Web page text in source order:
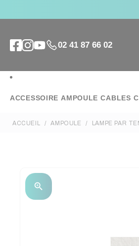
02 41 87 66 02
ACCESSOIRE AMPOULE CABLES
ACCUEIL AMPOULE LAMPE PAR
zoom_in